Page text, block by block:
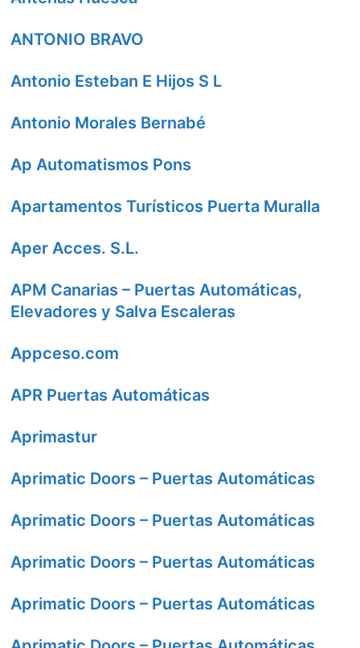
ANTONIO BRAVO
Antonio Esteban E Hijos S L
Antonio Morales Bernabé
Ap Automatismos Pons
Apartamentos Turísticos Puerta Muralla
Aper Acces. S.L.
APM Canarias – Puertas Automáticas,
Elevadores y Salva Escaleras
Appceso.com
APR Puertas Automáticas
Aprimastur
Aprimatic Doors – Puertas Automáticas
Aprimatic Doors – Puertas Automáticas
Aprimatic Doors – Puertas Automáticas
Aprimatic Doors – Puertas Automáticas